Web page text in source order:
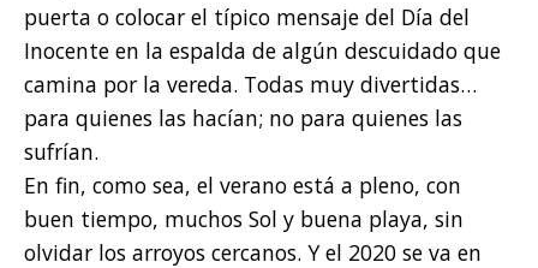
puerta o colocar el típico mensaje del Día del
Inocente en la espalda de algún descuidado que
camina por la vereda. Todas muy divertidas…
para quienes las hacían; no para quienes las
sufrían.
En fin, como sea, el verano está a pleno, con
buen tiempo, muchos Sol y buena playa, sin
olvidar los arroyos cercanos. Y el 2020 se va en